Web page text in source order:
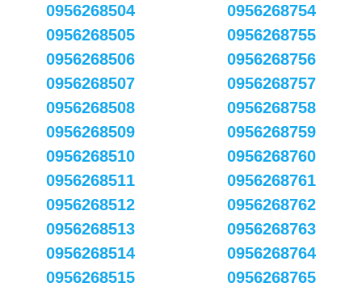
0956268504
0956268505
0956268506
0956268507
0956268508
0956268509
0956268510
0956268511
0956268512
0956268513
0956268514
0956268515
0956268754
0956268755
0956268756
0956268757
0956268758
0956268759
0956268760
0956268761
0956268762
0956268763
0956268764
0956268765